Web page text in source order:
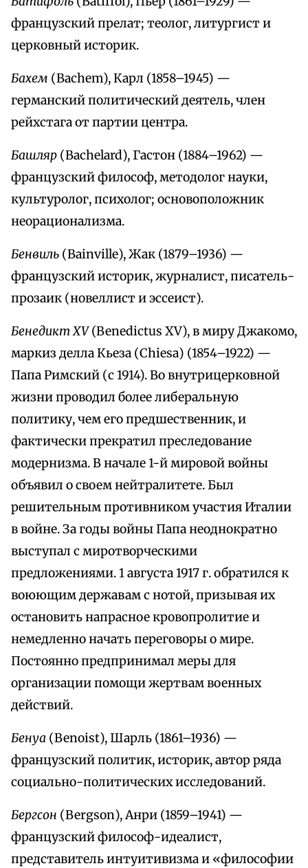
французский прелат; теолог, литургист и
церковный историк.
Бахем (Bachem), Карл (1858–1945) —
германский политический деятель, член
рейхстага от партии центра.
Башляр (Bachelard), Гастон (1884–1962) —
французский философ, методолог науки,
культуролог, психолог; основоположник
неорационализма.
Бенвиль (Bainville), Жак (1879–1936) —
французский историк, журналист, писатель-
прозаик (новеллист и эссеист).
Бенедикт XV(Benedictus XV), в миру Джакомо,
маркиз делла Кьеза (Chiesa) (1854–1922) —
Папа Римский (с 1914). Во внутрицерковной
жизни проводил более либеральную
политику, чем его предшественник, и
фактически прекратил преследование
модернизма. В начале 1-й мировой войны
объявил о своем нейтралитете. Был
решительным противником участия Италии
в войне. За годы войны Папа неоднократно
выступал с миротворческими
предложениями. 1 августа 1917 г. обратился к
воюющим державам с нотой, призывая их
остановить напрасное кровопролитие и
немедленно начать переговоры о мире.
Постоянно предпринимал меры для
организации помощи жертвам военных
действий.
Бенуа (Benoist), Шарль (1861–1936) —
французский политик, историк, автор ряда
социально-политических исследований.
Бергсон (Bergson), Анри (1859–1941) —
французский философ-идеалист,
представитель интуитивизма и «философии